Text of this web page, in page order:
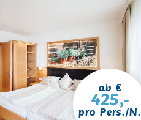
ab €
425,-
pro Pers./N.